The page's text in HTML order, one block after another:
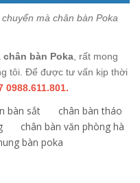
mà chân bàn Poka
chân bàn Poka , rất mong
tôi. Để được tư vấn kịp thời
0988.611.801.
bàn sắt
chân bàn tháo
chân bàn văn phòng hà
bàn poka